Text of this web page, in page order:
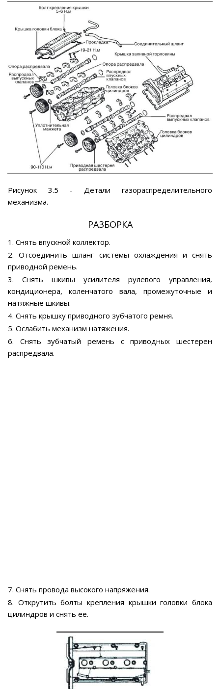
Рисунок 3.5 - Детали газораспределительного
механизма.
РАЗБОРКА
1. Снять впускной коллектор.
2. Отсоединить шланг системы охлаждения и снять
приводной ремень.
3. Снять шкивы усилителя рулевого управления,
кондиционера, коленчатого вала, промежуточные и
натяжные шкивы.
4. Снять крышку приводного зубчатого ремня.
5. Ослабить механизм натяжения.
6. Снять зубчатый ремень с приводных шестерен
распредвала.
7. Снять провода высокого напряжения.
8. Открутить болты крепления крышки головки блока
цилиндров и снять ее.